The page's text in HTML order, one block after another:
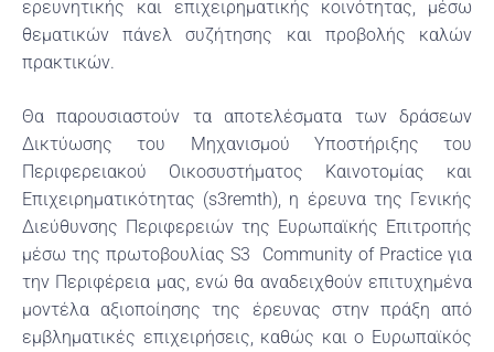
ερευνητικής και επιχειρηματικής κοινότητας, μέσω
θεματικών πάνελ συζήτησης και προβολής καλών
πρακτικών.
Θα παρουσιαστούν τα αποτελέσματα των δράσεων
Δικτύωσης του Μηχανισμού Υποστήριξης του
Περιφερειακού Οικοσυστήματος Καινοτομίας και
Επιχειρηματικότητας (s3remth), η έρευνα της Γενικής
Διεύθυνσης Περιφερειών της Ευρωπαϊκής Επιτροπής
μέσω της πρωτοβουλίας S3 Community of Practice για
την Περιφέρεια μας, ενώ θα αναδειχθούν επιτυχημένα
μοντέλα αξιοποίησης της έρευνας στην πράξη από
εμβληματικές επιχειρήσεις, καθώς και ο Ευρωπαϊκός